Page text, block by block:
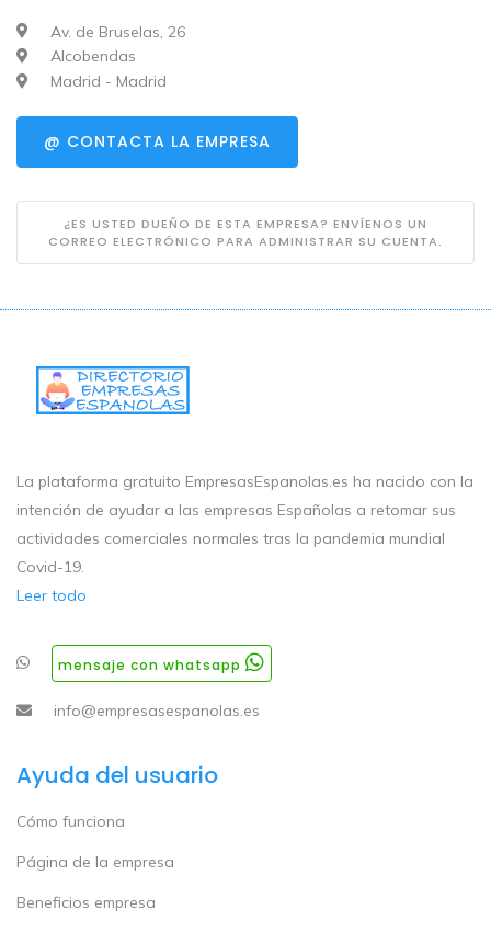
Av. de Bruselas, 26
Alcobendas
Madrid - Madrid
@ CONTACTA LA EMPRESA
¿ES USTED DUEÑO DE ESTA EMPRESA? ENVÍENOS UN
CORREO ELECTRÓNICO PARA ADMINISTRAR SU CUENTA.
La plataforma gratuito EmpresasEspanolas.es ha nacido con la
intención de ayudar a las empresas Españolas a retomar sus
actividades comerciales normales tras la pandemia mundial
Covid-19.
Leer todo
mensaje con whatsapp
info@empresasespanolas.es
Ayuda del usuario
Cómo funciona
Página de la empresa
Beneficios empresa